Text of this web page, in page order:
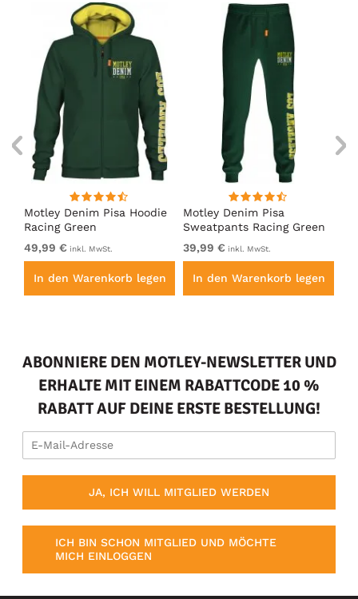
Motley Denim Pisa Hoodie
Racing Green
49,99 € inkl. MwSt.
In den Warenkorb legen
Motley Denim Pisa
Sweatpants Racing Green
39,99 € inkl. MwSt.
In den Warenkorb legen
ABONNIERE DEN MOTLEY-NEWSLETTER UND
ERHALTE MIT EINEM RABATTCODE 10 %
RABATT AUF DEINE ERSTE BESTELLUNG!
JA, ICH WILL MITGLIED WERDEN
ICH BIN SCHON MITGLIED UND MÖCHTE
MICH EINLOGGEN